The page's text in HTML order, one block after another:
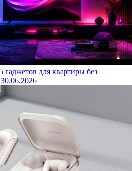
для квартиры без
30.06.2026